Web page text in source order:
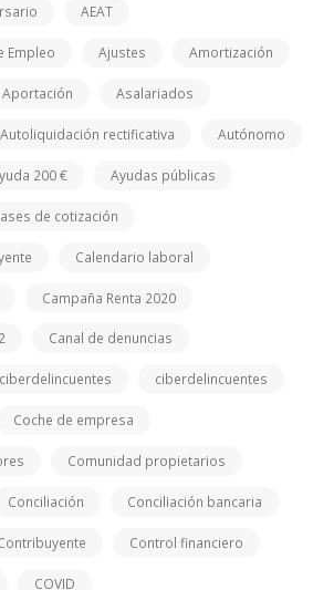
AEAT
Empleo Ajustes Amortización
Aportación Asalariados
Autoliquidación rectificativa Autónomo
200 € Ayudas públicas
de cotización
Calendario laboral
Campaña Renta 2020
Canal de denuncias
ciberdelincuentes ciberdelincuentes
Coche de empresa
Comunidad propietarios
Conciliación Conciliación bancaria
Control financiero
COVID